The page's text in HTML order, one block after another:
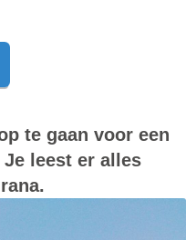
te gaan voor een
Je leest er alles